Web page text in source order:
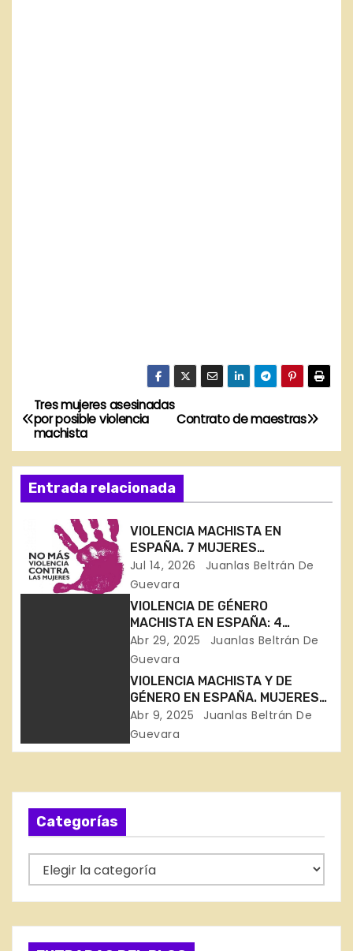
N
a
v
e
g
a
d
e
n
t
r
a
Contrato de maestras
Tres mujeres asesinadas
por posible violencia
machista
Entrada relacionada
VIOLENCIA MACHISTA EN
ESPAÑA. 7 MUJERES
ASESINADAS EN 11 DÍAS
Jul 14, 2026
Juanlas Beltrán De
Guevara
VIOLENCIA DE GÉNERO
MACHISTA EN ESPAÑA: 4
MUJERES ASESINADAS EN ABRIL
(Canarias, Tarragona, Huelva y
Abr 29, 2025
Juanlas Beltrán De
Guevara
VIOLENCIA MACHISTA Y DE
GÉNERO EN ESPAÑA. MUJERES
ASESINADAS EN OURENSE Y
CANARIAS, Y UNA NIÑA EN
MURCIA
Abr 9, 2025
Juanlas Beltrán De
Guevara
Categorías
a
t
e